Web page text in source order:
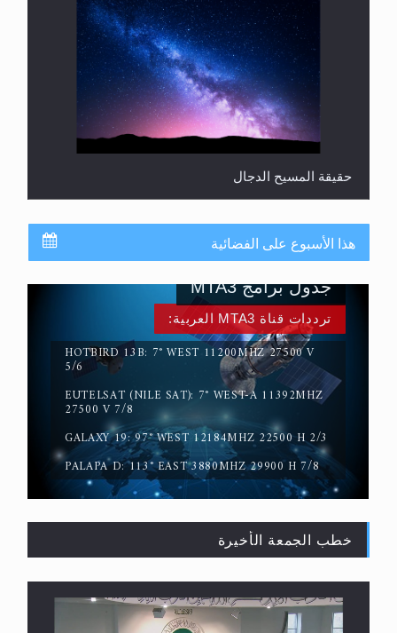
حقيقة المسيح الدجال
القرآن قاضٍ وحكمٌ على السنة ومهيمنٌ عليها.. ليس
هذا الأسبوع على الفضائية
ترددات قناة MTA3 العربية:
HOTBIRD 13B: 7° WEST 11200MHZ 27500 V
5/6
EUTELSAT (NILE SAT): 7° WEST-A 11392MHZ
27500 V 7/8
GALAXY 19: 97° WEST 12184MHZ 22500 H 2/3
PALAPA D: 113° EAST 3880MHZ 29900 H 7/8
جدول برامج MTA3
خطب الجمعة الأخيرة